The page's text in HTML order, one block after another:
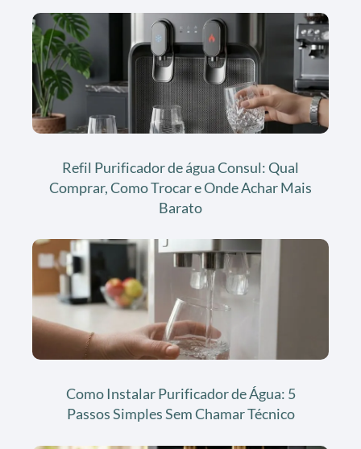
Refil Purificador de água Consul: Qual
Comprar, Como Trocar e Onde Achar Mais
Barato
Como Instalar Purificador de Água: 5
Passos Simples Sem Chamar Técnico